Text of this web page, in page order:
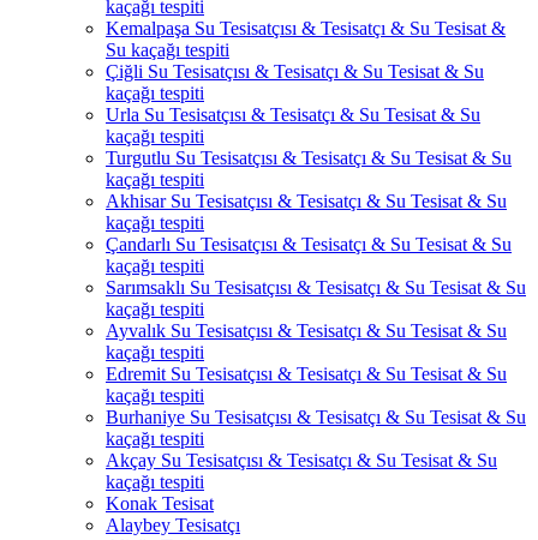
kaçağı tespiti
Kemalpaşa Su Tesisatçısı & Tesisatçı & Su Tesisat &
Su kaçağı tespiti
Çiğli Su Tesisatçısı & Tesisatçı & Su Tesisat & Su
kaçağı tespiti
Urla Su Tesisatçısı & Tesisatçı & Su Tesisat & Su
kaçağı tespiti
Turgutlu Su Tesisatçısı & Tesisatçı & Su Tesisat & Su
kaçağı tespiti
Akhisar Su Tesisatçısı & Tesisatçı & Su Tesisat & Su
kaçağı tespiti
Çandarlı Su Tesisatçısı & Tesisatçı & Su Tesisat & Su
kaçağı tespiti
Sarımsaklı Su Tesisatçısı & Tesisatçı & Su Tesisat & Su
kaçağı tespiti
Ayvalık Su Tesisatçısı & Tesisatçı & Su Tesisat & Su
kaçağı tespiti
Edremit Su Tesisatçısı & Tesisatçı & Su Tesisat & Su
kaçağı tespiti
Burhaniye Su Tesisatçısı & Tesisatçı & Su Tesisat & Su
kaçağı tespiti
Akçay Su Tesisatçısı & Tesisatçı & Su Tesisat & Su
kaçağı tespiti
Konak Tesisat
Alaybey Tesisatçı